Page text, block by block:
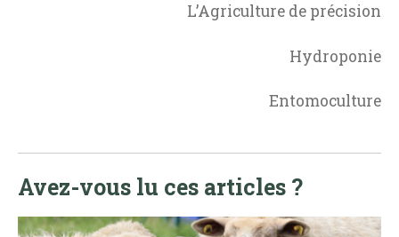
L’Agriculture de précision
Hydroponie
Entomoculture
Avez-vous lu ces articles ?